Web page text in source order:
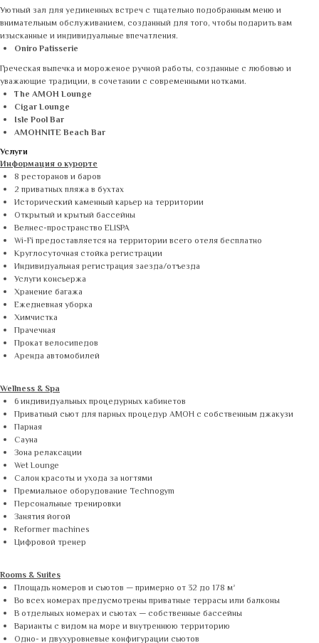
Уютный зал для уединенных встреч с тщательно подобранным меню и
внимательным обслуживанием, созданный для того, чтобы подарить вам
изысканные и индивидуальные впечатления.
Oniro Patisserie
Греческая выпечка и мороженое ручной работы, созданные с любовью и
уважающие традиции, в сочетании с современными нотками.
The AMOH Lounge
Cigar Lounge
Isle Pool Bar
AMOHNITE Beach Bar
Услуги
Информация о курорте
8 ресторанов и баров
2 приватных пляжа в бухтах
Исторический каменный карьер на территории
Открытый и крытый бассейны
Велнес-пространство ELISPA
Wi-Fi предоставляется на территории всего отеля бесплатно
Круглосуточная стойка регистрации
Индивидуальная регистрация заезда/отъезда
Услуги консьержа
Хранение багажа
Ежедневная уборка
Химчистка
Прачечная
Прокат велосипедов
Аренда автомобилей
Wellness & Spa
6 индивидуальных процедурных кабинетов
Приватный сьют для парных процедур AMOH с собственным джакузи
Парная
Сауна
Зона релаксации
Wet Lounge
Салон красоты и ухода за ногтями
Премиальное оборудование Technogym
Персональные тренировки
Занятия йогой
Reformer machines
Цифровой тренер
Rooms & Suites
Площадь номеров и сьютов — примерно от 32 до 178 м²
Во всех номерах предусмотрены приватные террасы или балконы
В отдельных номерах и сьютах — собственные бассейны
Варианты с видом на море и внутреннюю территорию
Одно- и двухуровневые конфигурации сьютов